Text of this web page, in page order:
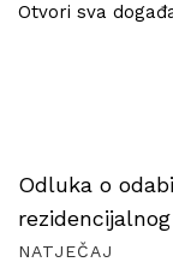
Otvori sva
Odluka o
NATJEČAJ